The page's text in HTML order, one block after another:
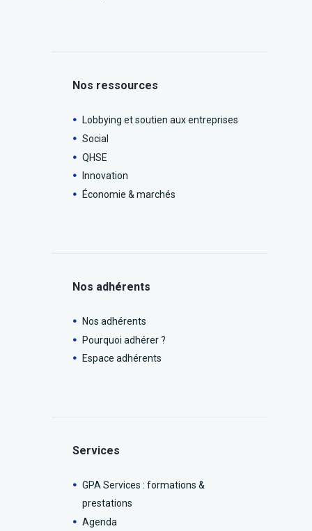
Nos ressources
Lobbying et soutien aux entreprises
Social
QHSE
Innovation
Économie & marchés
Nos adhérents
Nos adhérents
Pourquoi adhérer ?
Espace adhérents
Services
GPA Services : formations &
prestations
Agenda